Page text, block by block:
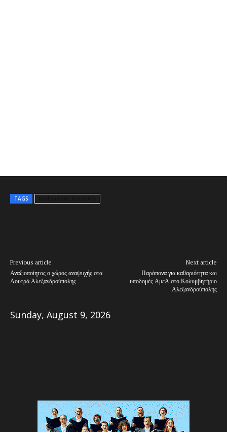
TAGS
Previous article
Αναξιοποίητος ο χώρος αναψυχής στα
Λουτρά Αλεξανδρούπολης
Next article
Παράπονα για καθαριότητα και
υποδομές ΑμεΑ στο Κολυμβητήριο
Αλεξανδρούπολης
Sunday, August 9, 2026